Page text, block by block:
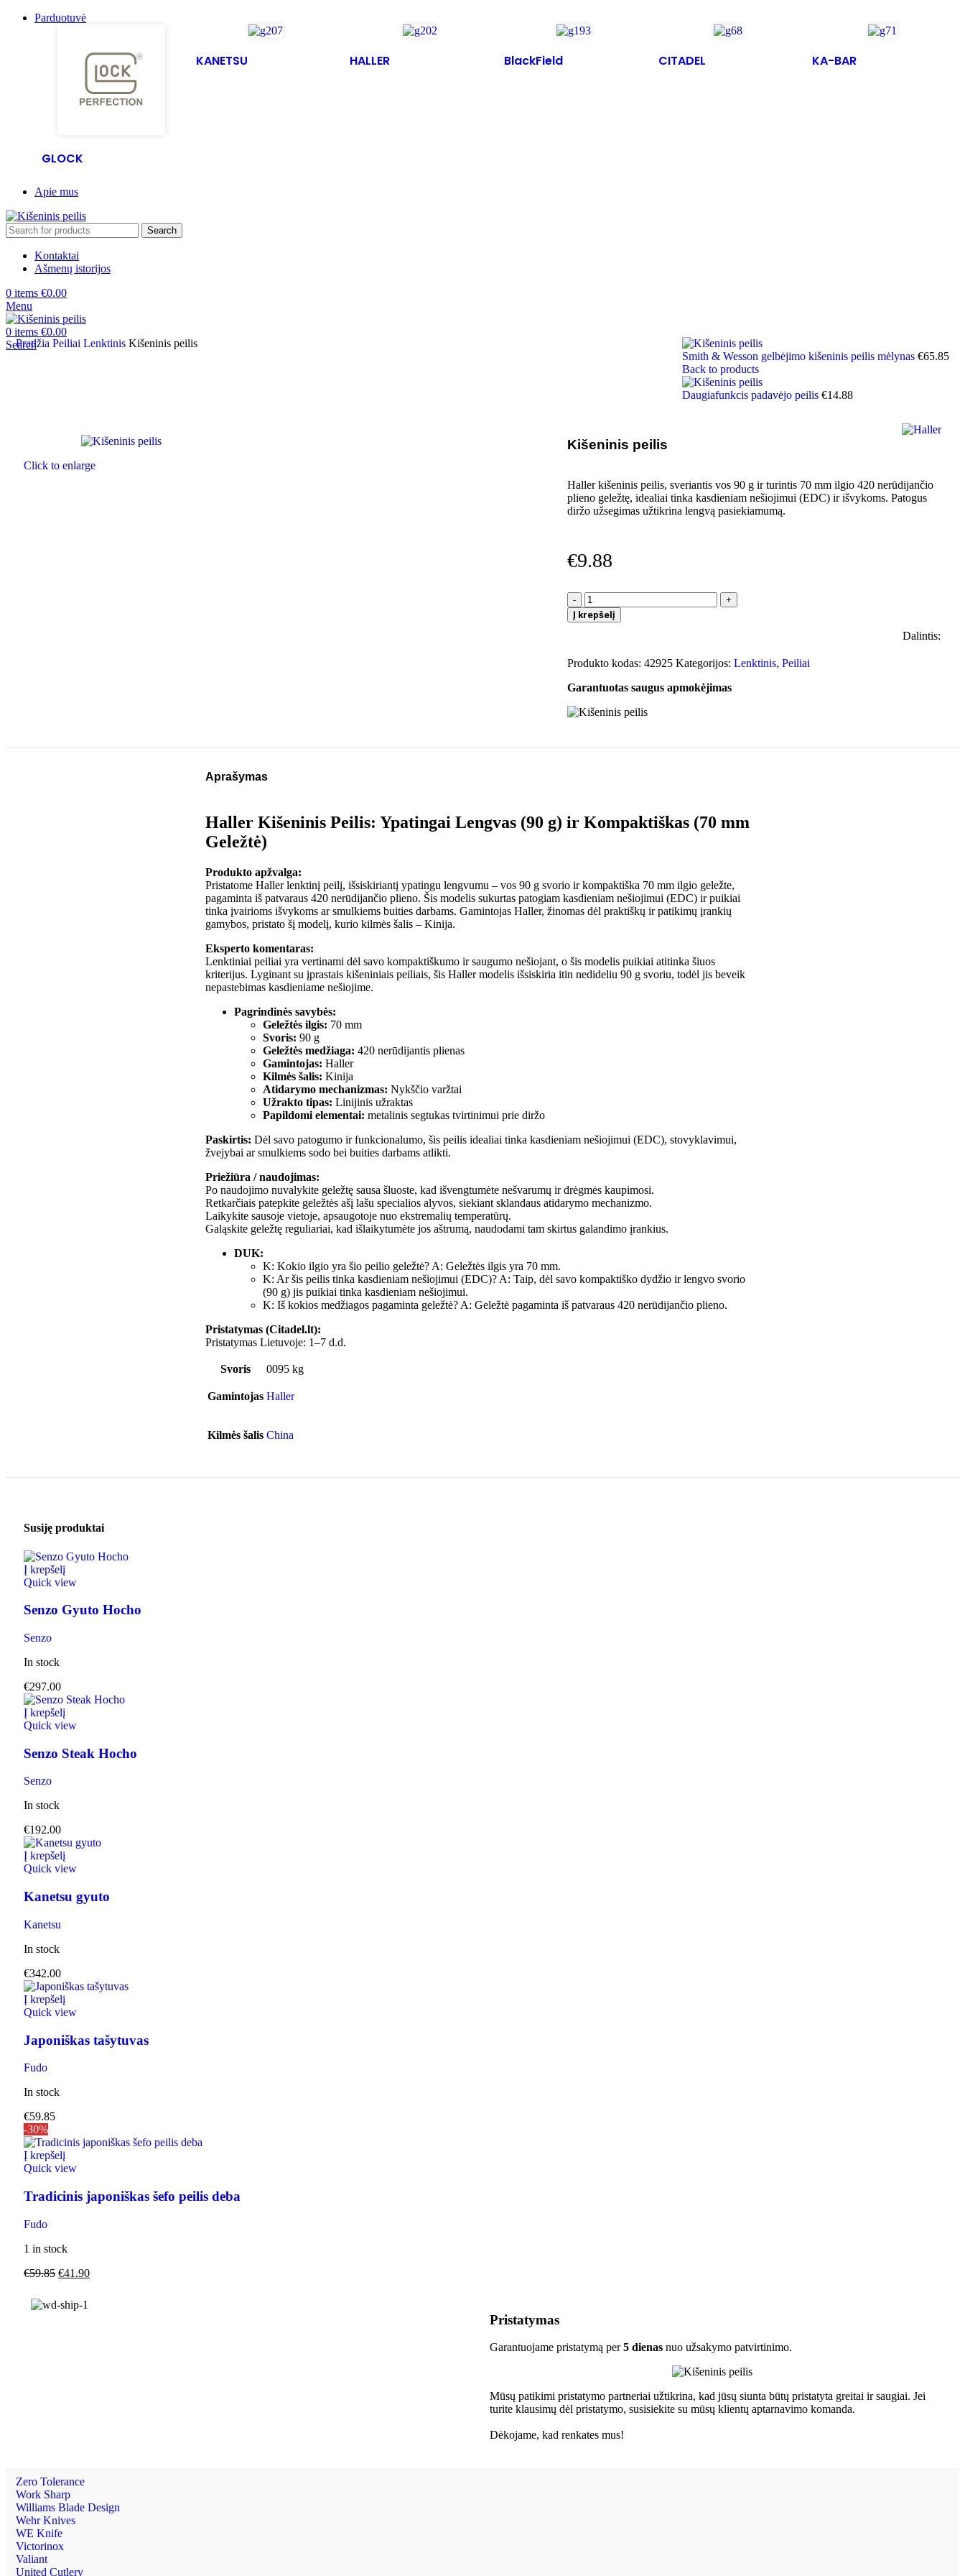
Parduotuvė
GLOCK
KANETSU HALLER BlackField CITADEL KA-BAR
Apie mus
Search
Kontaktai
Ašmenų istorijos
0 items €0.00
Menu
0 items €0.00
Search
Pradžia Peiliai Lenktinis Kišeninis peilis
Smith & Wesson gelbėjimo kišeninis peilis mėlynas €65.85
Back to products
Daugiafunkcis padavėjo peilis €14.88
Click to enlarge
Kišeninis peilis
Haller kišeninis peilis, sveriantis vos 90 g ir turintis 70 mm ilgio 420 nerūdijančio
plieno geležtę, idealiai tinka kasdieniam nešiojimui (EDC) ir išvykoms. Patogus
diržo užsegimas užtikrina lengvą pasiekiamumą.
€9.88
Į krepšelį
Dalintis:
Produkto kodas: 42925 Kategorijos: Lenktinis, Peiliai
Garantuotas saugus apmokėjimas
Aprašymas
Haller Kišeninis Peilis: Ypatingai Lengvas (90 g) ir Kompaktiškas (70 mm
Geležtė)
Produkto apžvalga:
Pristatome Haller lenktinį peilį, išsiskiriantį ypatingu lengvumu – vos 90 g svorio ir kompaktiška 70 mm ilgio geležte,
pagaminta iš patvaraus 420 nerūdijančio plieno. Šis modelis sukurtas patogiam kasdieniam nešiojimui (EDC) ir puikiai
tinka įvairioms išvykoms ar smulkiems buities darbams. Gamintojas Haller, žinomas dėl praktiškų ir patikimų įrankių
gamybos, pristato šį modelį, kurio kilmės šalis – Kinija.
Eksperto komentaras:
Lenktiniai peiliai yra vertinami dėl savo kompaktiškumo ir saugumo nešiojant, o šis modelis puikiai atitinka šiuos
kriterijus. Lyginant su įprastais kišeniniais peiliais, šis Haller modelis išsiskiria itin nedideliu 90 g svoriu, todėl jis beveik
nepastebimas kasdieniame nešiojime.
Pagrindinės savybės:
Geležtės ilgis: 70 mm
Svoris: 90 g
Geležtės medžiaga: 420 nerūdijantis plienas
Gamintojas: Haller
Kilmės šalis: Kinija
Atidarymo mechanizmas: Nykščio varžtai
Užrakto tipas: Linijinis užraktas
Papildomi elementai: metalinis segtukas tvirtinimui prie diržo
Paskirtis: Dėl savo patogumo ir funkcionalumo, šis peilis idealiai tinka kasdieniam nešiojimui (EDC), stovyklavimui,
žvejybai ar smulkiems sodo bei buities darbams atlikti.
Priežiūra / naudojimas:
Po naudojimo nuvalykite geležtę sausa šluoste, kad išvengtumėte nešvarumų ir drėgmės kaupimosi.
Retkarčiais patepkite geležtės ašį lašu specialios alyvos, siekiant sklandaus atidarymo mechanizmo.
Laikykite sausoje vietoje, apsaugotoje nuo ekstremalių temperatūrų.
Galąskite geležtę reguliariai, kad išlaikytumėte jos aštrumą, naudodami tam skirtus galandimo įrankius.
DUK:
K: Kokio ilgio yra šio peilio geležtė? A: Geležtės ilgis yra 70 mm.
K: Ar šis peilis tinka kasdieniam nešiojimui (EDC)? A: Taip, dėl savo kompaktiško dydžio ir lengvo svorio
(90 g) jis puikiai tinka kasdieniam nešiojimui.
K: Iš kokios medžiagos pagaminta geležtė? A: Geležtė pagaminta iš patvaraus 420 nerūdijančio plieno.
Pristatymas (Citadel.lt):
Pristatymas Lietuvoje: 1–7 d.d.
Svoris 0095 kg
Gamintojas Haller
Kilmės šalis China
Susiję produktai
Į krepšelį
Quick view
Senzo Gyuto Hocho
Senzo
In stock
€297.00
Į krepšelį
Quick view
Senzo Steak Hocho
Senzo
In stock
€192.00
Į krepšelį
Quick view
Kanetsu gyuto
Kanetsu
In stock
€342.00
Į krepšelį
Quick view
Japoniškas tašytuvas
Fudo
In stock
€59.85
-30%
Į krepšelį
Quick view
Tradicinis japoniškas šefo peilis deba
Fudo
1 in stock
€59.85 €41.90
Pristatymas
Garantuojame pristatymą per5 dienas nuo užsakymo patvirtinimo.
Mūsų patikimi pristatymo partneriai užtikrina, kad jūsų siunta būtų pristatyta greitai ir saugiai. Jei
turite klausimų dėl pristatymo, susisiekite su mūsų klientų aptarnavimo komanda.
Dėkojame, kad renkates mus!
Zero Tolerance
Work Sharp
Williams Blade Design
Wehr Knives
WE Knife
Victorinox
Valiant
United Cutlery